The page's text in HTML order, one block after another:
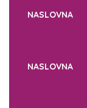
NASLOVNA
NASLOVNA